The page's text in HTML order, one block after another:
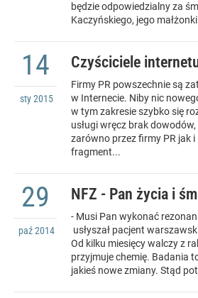
będzie odpowiedzialny za
Kaczyńskiego, jego
Czyściciele
14
sty2015
Firmy PR powszechnie są
w Internecie. Niby nic
w tym zakresie szybko się
usługi wręcz brak
zarówno przez firmy PR jak
fragment...
NFZ - Pan życia i
29
paź2014
- Musi Pan wykonać
usłyszał pacjent
Od kilku miesięcy walczy z
przyjmuje chemię. Badania
jakieś nowe zmiany. Stąd